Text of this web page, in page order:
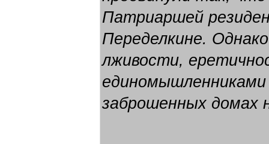
Патриаршей
Переделкине.
лживости,
заброшенных домах